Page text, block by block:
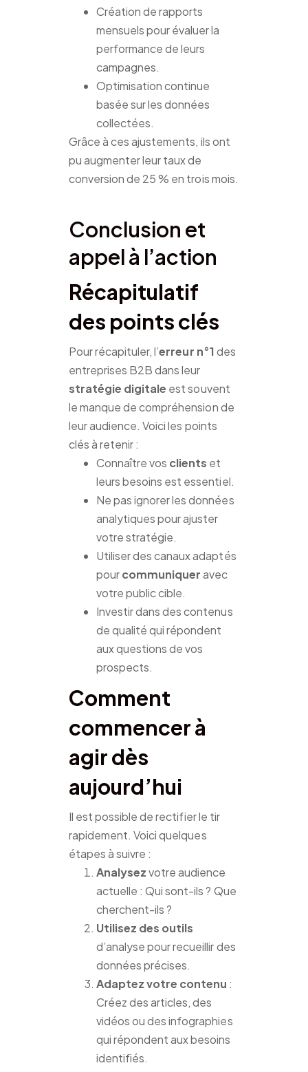
Création de rapports
mensuels pour évaluer la
performance de leurs
campagnes.
Optimisation continue
basée sur les données
collectées.
Grâce à ces ajustements, ils ont
pu augmenter leur taux de
conversion de 25 % en trois mois.
Conclusion et
appel à l’action
Récapitulatif
des points clés
Pour récapituler, l’erreur n°1des
entreprises B2B dans leur
stratégie digitale est souvent
le manque de compréhension de
leur audience. Voici les points
clés à retenir :
Connaître vos clients et
leurs besoins est essentiel.
Ne pas ignorer les données
analytiques pour ajuster
votre stratégie.
Utiliser des canaux adaptés
pourcommuniqueravec
votre public cible.
Investir dans des contenus
de qualité qui répondent
aux questions de vos
prospects.
Comment
commencer à
agir dès
aujourd’hui
Il est possible de rectifier le tir
rapidement. Voici quelques
étapes à suivre :
Analysezvotre audience
actuelle : Qui sont-ils ? Que
cherchent-ils ?
Utilisez des outils
d’analyse pour recueillir des
données précises.
Adaptez votre contenu :
Créez des articles, des
vidéos ou des infographies
qui répondent aux besoins
identifiés.